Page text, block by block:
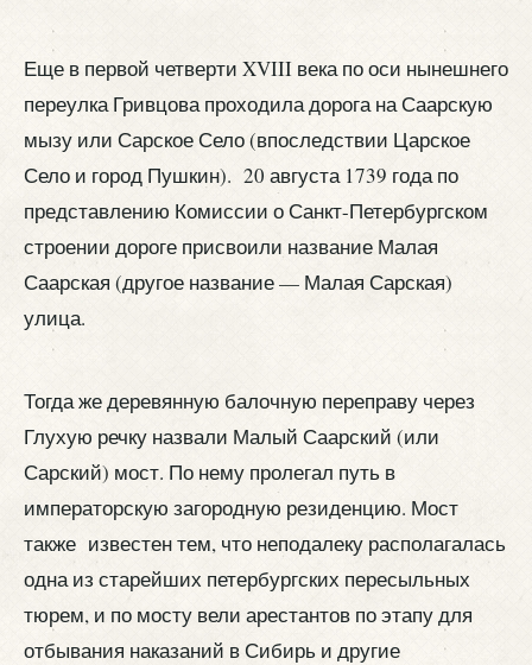
Еще в первой четверти XVIII века по оси нынешнего
переулка Гривцова проходила дорога на Саарскую
мызу или Сарское Село (впоследствии Царское
Село и город Пушкин). 20 августа 1739 года по
представлению Комиссии о Санкт-Петербургском
строении дороге присвоили название Малая
Саарская (другое название — Малая Сарская)
улица.
Тогда же деревянную балочную переправу через
Глухую речку назвали Малый Саарский (или
Сарский) мост. По нему пролегал путь в
императорскую загородную резиденцию. Мост
также известен тем, что неподалеку располагалась
одна из старейших петербургских пересыльных
тюрем, и по мосту вели арестантов по этапу для
отбывания наказаний в Сибирь и другие